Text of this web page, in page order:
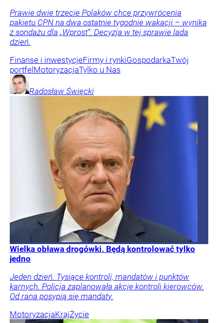
Prawie dwie trzecie Polaków chce przywrócenia
pakietu CPN na dwa ostatnie tygodnie wakacji – wynika
z sondażu dla „Wprost”. Decyzja w tej sprawie lada
dzień.
Finanse i inwestycjeFirmy i rynkiGospodarkaTwój
portfelMotoryzacjaTylko u Nas
Radosław Święcki
Wielka obława drogówki. Będą kontrolować tylko
jedno
Jeden dzień. Tysiące kontroli, mandatów i punktów
karnych. Policja zaplanowała akcję kontroli kierowców.
Od rana posypią się mandaty.
MotoryzacjaKrajŻycie